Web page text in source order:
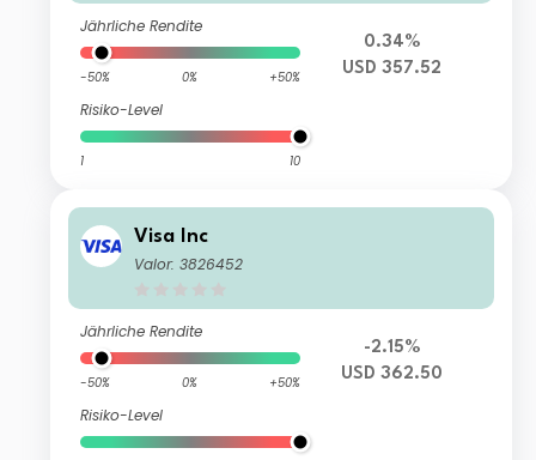
Jährliche Rendite
-50% 0% +50%
Risiko-Level
1 10
0.34%
USD 357.52
Visa Inc
Valor: 3826452
Jährliche Rendite
-50% 0% +50%
Risiko-Level
-2.15%
USD 362.50